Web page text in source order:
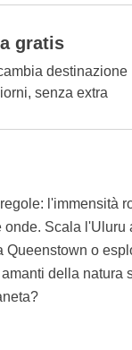
gratis
destinazione
senza extra
l'immensità
Scala
o
della